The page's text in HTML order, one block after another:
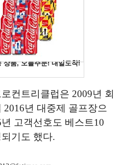
컨트리클럽은 2009년 회
년 대중제 골프장으
고객선호도 베스트10
기도 했다.